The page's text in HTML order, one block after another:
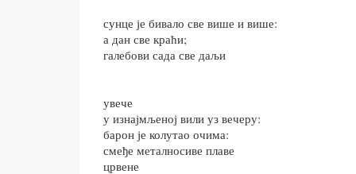
сунце је бивало све више и више:
а дан све краћи;
галебови сада све даљи
увече
у изнајмљеној вили уз вечеру:
барон је колутао очима:
смеђе металносиве плаве
црвене